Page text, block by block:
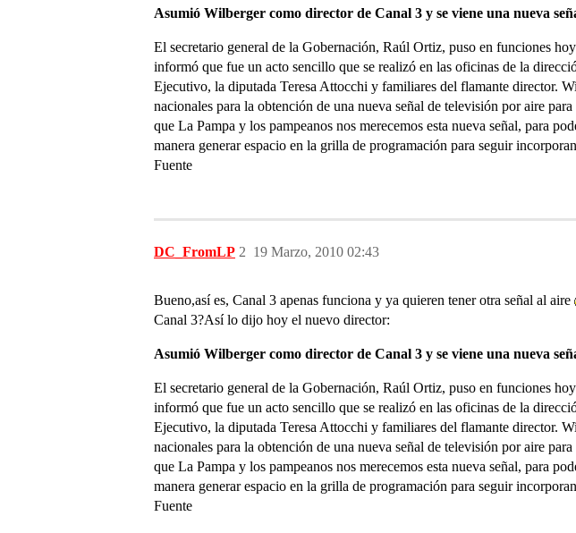
Asumió Wilberger como director de Canal 3 y se viene una nueva
El secretario general de la Gobernación, Raúl Ortiz, puso en funciones
informó que fue un acto sencillo que se realizó en las oficinas de la
Ejecutivo, la diputada Teresa Attocchi y familiares del flamante director.
nacionales para la obtención de una nueva señal de televisión por aire
que La Pampa y los pampeanos nos merecemos esta nueva señal, para
manera generar espacio en la grilla de programación para seguir
Fuente
DC_FromLP 19 Marzo, 2010 02:43
2
Bueno,así es, Canal 3 apenas funciona y ya quieren tener otra señal al aire
Canal 3?Así lo dijo hoy el nuevo director:
Asumió Wilberger como director de Canal 3 y se viene una nueva
El secretario general de la Gobernación, Raúl Ortiz, puso en funciones
informó que fue un acto sencillo que se realizó en las oficinas de la
Ejecutivo, la diputada Teresa Attocchi y familiares del flamante director.
nacionales para la obtención de una nueva señal de televisión por aire
que La Pampa y los pampeanos nos merecemos esta nueva señal, para
manera generar espacio en la grilla de programación para seguir
Fuente